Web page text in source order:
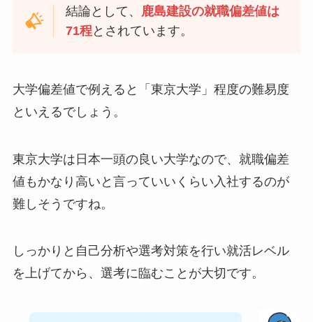
結論として、 鹿島建設の就職偏差値は
71程とされています。
大学偏差値で例えると「東京大学」程度の難易度
といえるでしょう。
東京大学は日本一頭の良い大学なので、就職偏差
値もかなり高いと言っていいくらい入社するのが
難しそうですね。
しっかりと自己分析や選考対策を行い就活レベル
を上げてから、選考に臨むことが大切です。